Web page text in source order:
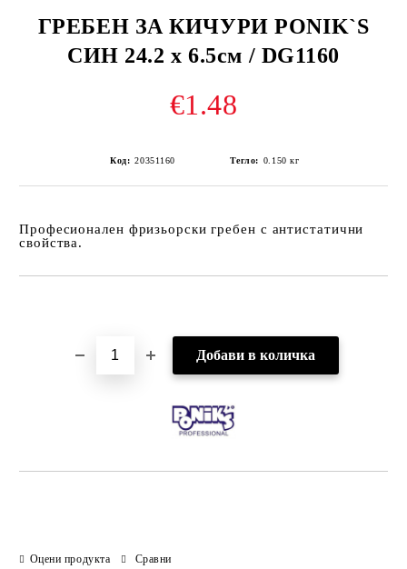
ГРЕБЕН ЗА КИЧУРИ PONIK`S
СИН 24.2 х 6.5см / DG1160
€1.48
Код: 20351160 Тегло: 0.150 кг
Професионален фризьорски гребен с антистатични
свойства.
Оцени продукта Сравни